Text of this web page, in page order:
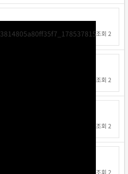
1일 전조회 2
조회 2
조회 2
조회 2